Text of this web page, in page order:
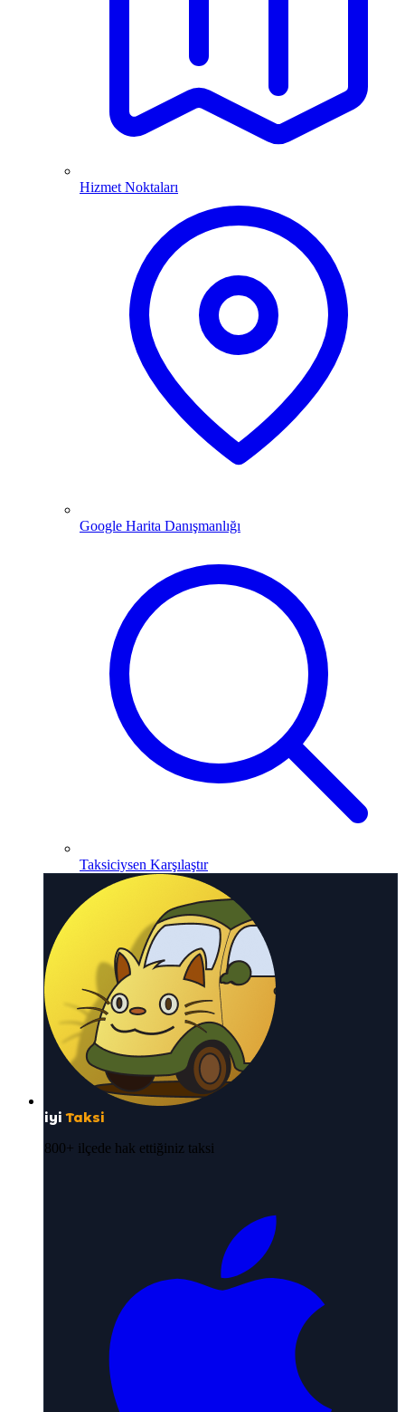
Hizmet Noktaları
Google Harita Danışmanlığı
Taksiciysen Karşılaştır
iyi Taksi
800+ ilçede hak ettiğiniz taksi